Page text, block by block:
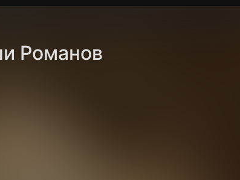
Романов
Контакты